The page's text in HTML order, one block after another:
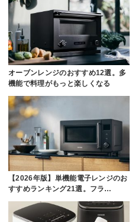
オーブンレンジのおすすめ12選。多
機能で料理がもっと楽しくなる
【2026年版】単機能電子レンジのお
すすめランキング21選。フラ…